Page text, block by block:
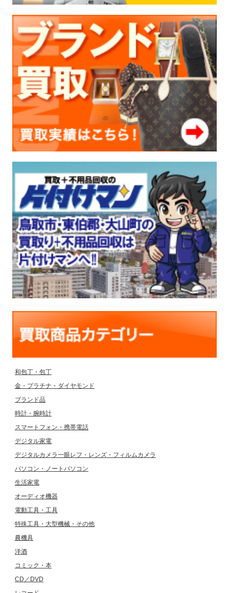
和包丁・包丁
金・プラチナ・ダイヤモンド
ブランド品
時計・腕時計
スマートフォン・携帯電話
デジタル家電
デジタルカメラ一眼レフ・レンズ・フィルムカメラ
パソコン・ノートパソコン
生活家電
オーディオ機器
電動工具・工具
特殊工具・大型機械・その他
農機具
洋酒
コミック・本
CD／DVD